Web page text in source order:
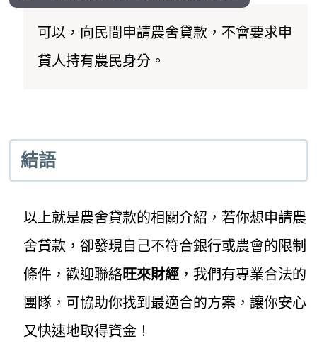
可以，向民間申請農舍貸款，不會要求申
貸人持有農民身分。
結語
以上就是農舍貸款的相關介紹，若你想申請農
舍貸款，卻發現自己不符合銀行或農會的限制
條件，歡迎聯絡旺來財經 ，我們有專業合法的
團隊，可協助你找到最適合的方案，讓你安心
又快速地取得資金！